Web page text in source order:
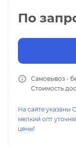
По
Самовывоз -
Стоимость
На сайте
мелкий опт
цены!